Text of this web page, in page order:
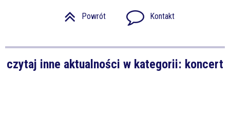
Powrót Kontakt
czytaj inne aktualności w kategorii: koncert